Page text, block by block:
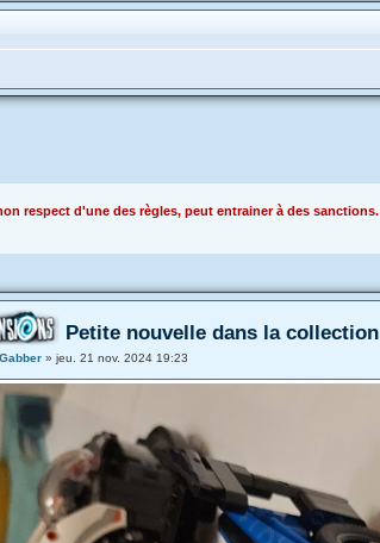
respect d'une des règles, peut entrainer à des sanctions.
Petite nouvelle dans la collection
Gabber »jeu. 21 nov. 2024 19:23